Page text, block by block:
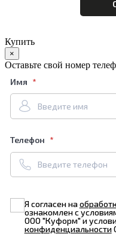
Купить
×
Оставьте свой номер
Имя
Телефон
Я согласен на
ознакомлен с
ООО "Куформ" и
конфиденциальности